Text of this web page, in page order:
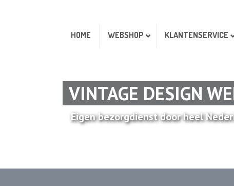
HOME WEBSHOP KLANTENSERVICE
VINTAGE DESIGN
Eigen bezorgdienst door heel